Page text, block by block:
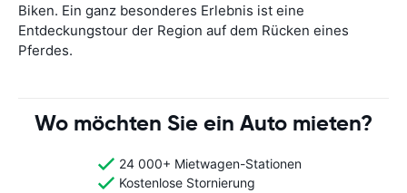
Biken. Ein ganz besonderes Erlebnis ist eine
Entdeckungstour der Region auf dem Rücken eines
Pferdes.
Wo möchten Sie ein Auto mieten?
24 000+ Mietwagen-Stationen
Kostenlose Stornierung